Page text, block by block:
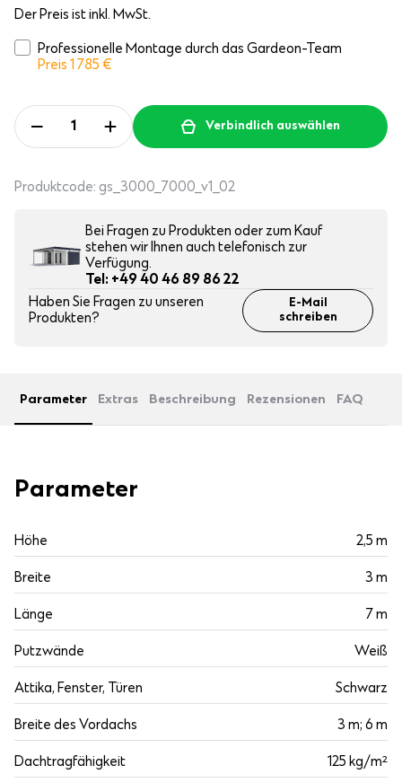
Der Preis ist inkl. MwSt.
Professionelle Montage durch das Gardeon-Team
Preis 1 785 €
Verbindlich auswählen
Produktcode: gs_3000_7000_v1_02
Bei Fragen zu Produkten oder zum Kauf
stehen wir Ihnen auch telefonisch zur
Verfügung.
Tel: +49 40 46 89 86 22
Haben Sie Fragen zu unseren
Produkten?
E-Mail
schreiben
Parameter Extras Beschreibung Rezensionen FAQ
Parameter
Höhe 2,5 m
Breite 3 m
Länge 7 m
Putzwände Weiß
Attika, Fenster, Türen Schwarz
Breite des Vordachs 3 m; 6 m
Dachtragfähigkeit 125 kg/m²